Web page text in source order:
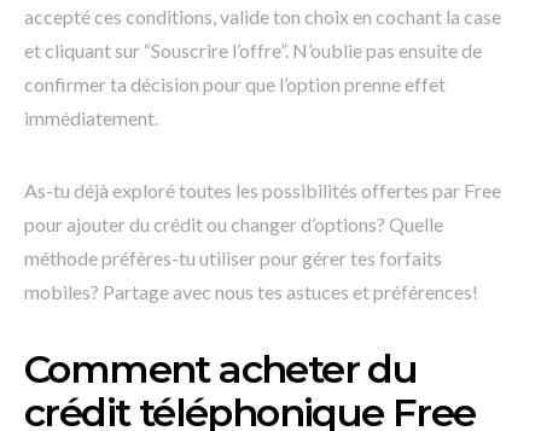
accepté ces conditions, valide ton choix en cochant la case
et cliquant sur “Souscrire l’offre”. N’oublie pas ensuite de
confirmer ta décision pour que l’option prenne effet
immédiatement.
As-tu déjà exploré toutes les possibilités offertes par Free
pour ajouter du crédit ou changer d’options? Quelle
méthode préfères-tu utiliser pour gérer tes forfaits
mobiles? Partage avec nous tes astuces et préférences!
Comment acheter du
crédit téléphonique Free